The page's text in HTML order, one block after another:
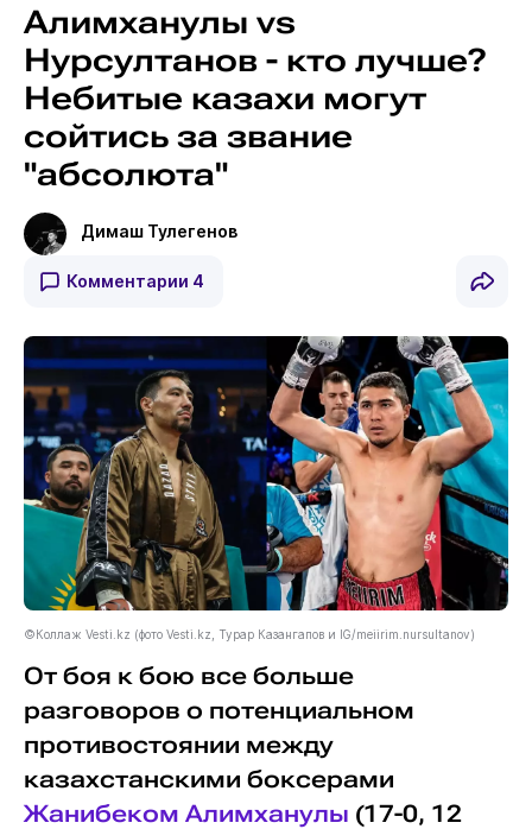
Алимханулы vs
Нурсултанов - кто лучше?
Небитые казахи могут
сойтись за звание
"абсолюта"
Димаш Тулегенов
Комментарии 4
©Коллаж Vesti.kz (фото Vesti.kz, Турар Казангапов и IG/meiirim.nursultanov)
От боя к бою все больше
разговоров о потенциальном
противостоянии между
казахстанскими боксерами
Жанибеком Алимханулы (17-0, 12